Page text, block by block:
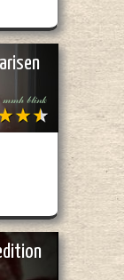
𝓂𝓂𝒽 𝒷𝓁𝒾𝓃𝓀